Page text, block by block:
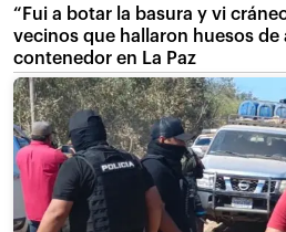
“Fui a botar la basura y vi
vecinos que hallaron huesos de
contenedor en La Paz